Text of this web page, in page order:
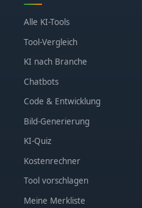
Alle KI-Tools
Tool-Vergleich
KI nach Branche
Chatbots
Code & Entwicklung
Bild-Generierung
KI-Quiz
Kostenrechner
Tool vorschlagen
Meine Merkliste